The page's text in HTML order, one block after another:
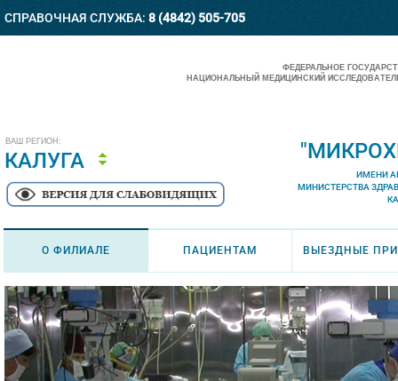
СПРАВОЧНАЯ СЛУЖБА: 8 (4842) 505-705
ВАШ РЕГИОН:
КАЛУГА
ФЕДЕРАЛЬНОЕ
НАЦИОНАЛЬНЫЙ МЕДИЦИНСКИЙ
ИМЕНИ
МИНИСТЕРСТВА
О ФИЛИАЛЕ ПАЦИЕНТАМ ВЫЕЗДНЫЕ